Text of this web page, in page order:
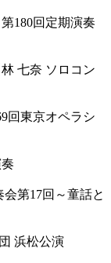
180回定期演奏
七奈 ソロコン
回東京オペラシ
第17回～童話と
浜松公演